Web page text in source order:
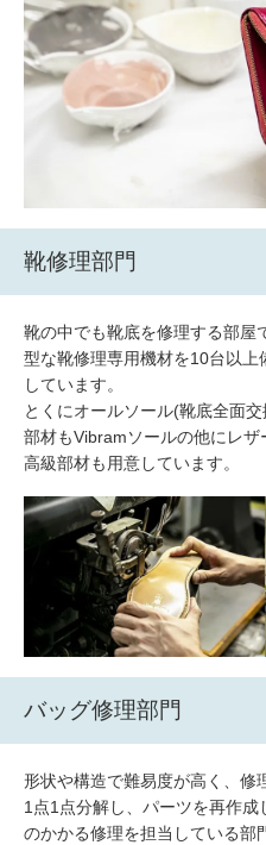
靴修理部門
靴の中でも靴底を修理する部屋
型な靴修理専用機材を10台以
しています。
とくにオールソール(靴底全面
部材もVibramソールの他にレ
高級部材も用意しています。
バッグ修理部門
形状や構造で難易度が高く、修
1点1点分解し、パーツを再作
のかかる修理を担当している部